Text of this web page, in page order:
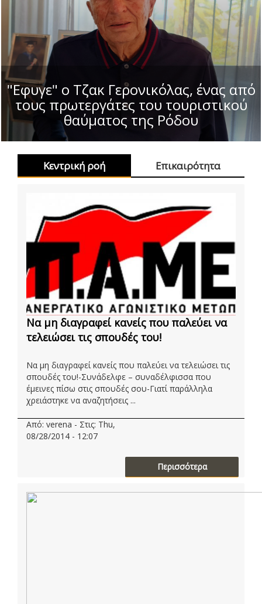
"Εφυγε" ο Τζακ Γερονικόλας, ένας από
τους πρωτεργάτες του τουριστικού
θαύματος της Ρόδου
Κεντρική ροή Επικαιρότητα
Να μη διαγραφεί κανείς που παλεύει να
τελειώσει τις σπουδές του!
Να μη διαγραφεί κανείς που παλεύει να τελειώσει τις
σπουδές του!-Συνάδελφε – συναδέλφισσα που
έμεινες πίσω στις σπουδές σου-Γιατί παράλληλα
χρειάστηκε να αναζητήσεις ...
Από: verena - Στις: Thu,
08/28/2014 - 12:07
Περισσότερα